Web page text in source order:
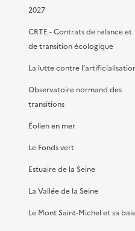
2027
CRTE - Contrats de relance et
de transition écologique
La lutte contre
Observatoire normand des
transitions
Éolien en mer
Le Fonds vert
Estuaire de la Seine
La Vallée de la Seine
Le Mont Saint-Michel et sa